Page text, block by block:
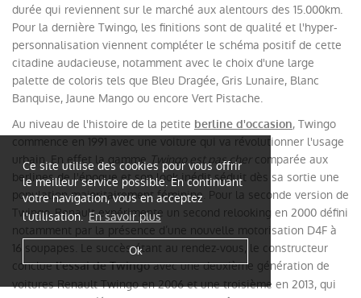
Ce site utilise des cookies pour vous offrir
le meilleur service possible. En continuant
votre navigation, vous en acceptez
l'utilisation. En savoir plus
Ok
durée qui reviennent sur le marché aux alentours des 15.000km.
Pour la dernière Twingo, les finitions sont de qualité et l'hyper-
personnalisation viennent compléter le schéma positif de cette
citadine audacieuse, notamment avec le choix d'une large
palette de coloris tels que Bleu Dragée, Gris Lunaire, Blanc
Banquise, Jaune Mango ou encore Vert Pistache.
Au niveau de l'histoire de la petite berline d'occasion, Twingo
commence en 1991 avec une voiture qui va révolutionner l'usage
urbain. En effet la gamme Twingo est pas cher comparée aux
berlines de l'époque et son look inédit séduit dès sa sortie une
population majoritairement féminine. Pour la seconde version de
Twingo, Renault expérimente un second relooking en 2000 défini
notamment par la présence d’une nouvelle motorisation D4F à
16 soupapes. Le succès étant au rendez-vous, le constructeur
concluel'essai de Twingoavec une deuxième génération de
voitures Renault Twingo en 2006 et une troisième en 2013, qui